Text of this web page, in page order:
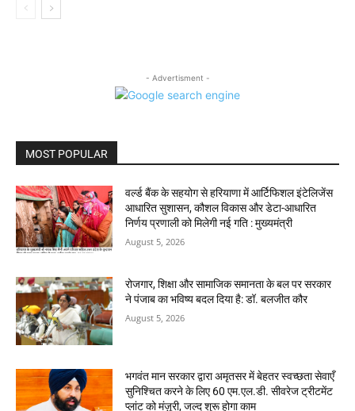
- Advertisment -
MOST POPULAR
वर्ल्ड बैंक के सहयोग से हरियाणा में आर्टिफिशल इंटेलिजेंस
आधारित सुशासन, कौशल विकास और डेटा-आधारित
निर्णय प्रणाली को मिलेगी नई गति : मुख्यमंत्री
August 5, 2026
रोजगार, शिक्षा और सामाजिक समानता के बल पर सरकार
ने पंजाब का भविष्य बदल दिया है: डॉ. बलजीत कौर
August 5, 2026
भगवंत मान सरकार द्वारा अमृतसर में बेहतर स्वच्छता सेवाएँ
सुनिश्चित करने के लिए 60 एम.एल.डी. सीवरेज ट्रीटमेंट
प्लांट को मंज़ूरी, जल्द शुरू होगा काम